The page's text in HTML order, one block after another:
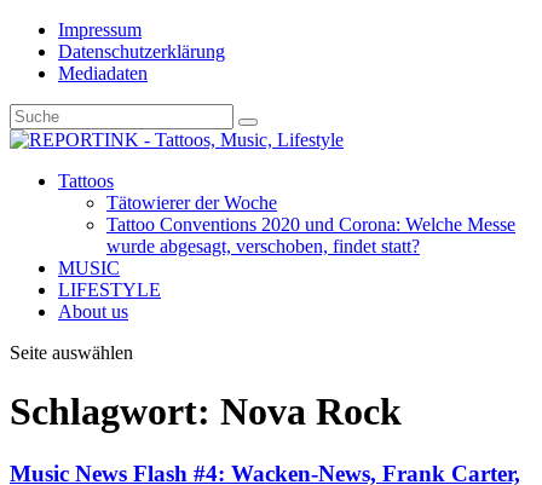
Impressum
Datenschutzerklärung
Mediadaten
Tattoos
Tätowierer der Woche
Tattoo Conventions 2020 und Corona: Welche Messe
wurde abgesagt, verschoben, findet statt?
MUSIC
LIFESTYLE
About us
Seite auswählen
Schlagwort: Nova Rock
Music News Flash #4: Wacken-News, Frank Carter,